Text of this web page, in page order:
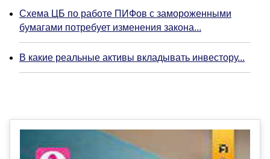
Схема ЦБ по работе ПИФов с замороженными
бумагами потребует изменения закона...
В какие реальные активы вкладывать инвестору...